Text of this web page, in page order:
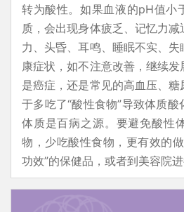
转为酸性。如果血液的pH值小
质，会出现身体疲乏、记忆力
力、头昏、耳鸣、睡眠不实、
康症状，如不注意改善，继续
是癌症，还是常见的高血压、
于多吃了“酸性食物”导致体质
体质是百病之源。要避免酸性
物，少吃酸性食物，更有效的
功效”的保健品，或者到美容院进